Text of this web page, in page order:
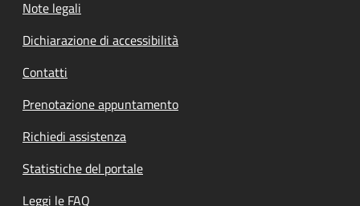
Note legali
Dichiarazione di accessibilità
Contatti
Prenotazione appuntamento
Richiedi assistenza
Statistiche del portale
Leggi le FAQ